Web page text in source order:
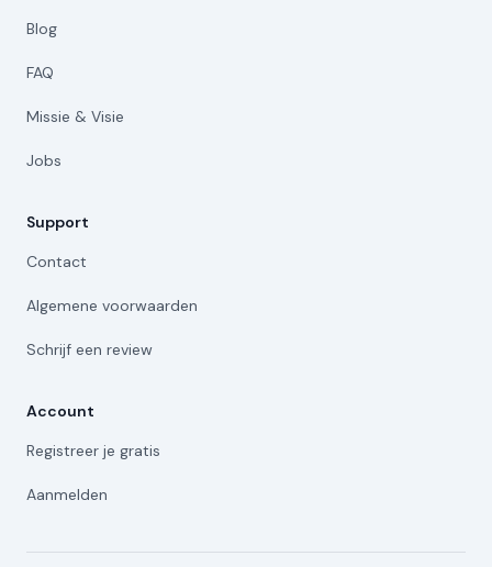
Blog
FAQ
Missie & Visie
Jobs
Support
Contact
Algemene voorwaarden
Schrijf een review
Account
Registreer je gratis
Aanmelden